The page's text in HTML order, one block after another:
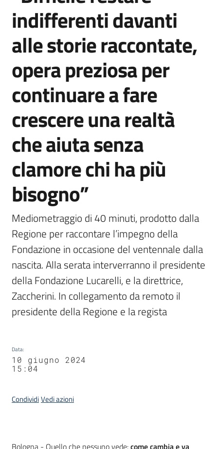
indifferenti davanti
alle storie raccontate,
opera preziosa per
continuare a fare
crescere una realtà
che aiuta senza
clamore chi ha più
bisogno”
Mediometraggio di 40 minuti, prodotto dalla
Regione per raccontare l’impegno della
Fondazione in occasione del ventennale dalla
nascita. Alla serata interverranno il presidente
della Fondazione Lucarelli, e la direttrice,
Zaccherini. In collegamento da remoto il
presidente della Regione e la regista
Data:
10 giugno 2024
15:04
CondividiVedi azioni
Bologna - Quello che nessuno vede:come cambia e va